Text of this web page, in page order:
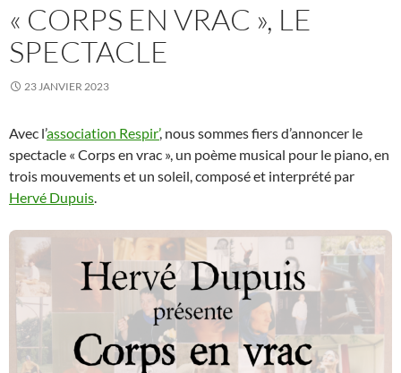
« CORPS EN VRAC », LE
SPECTACLE
23 JANVIER 2023
Avec l’association Respir’, nous sommes fiers d’annoncer le
spectacle « Corps en vrac », un poème musical pour le piano, en
trois mouvements et un soleil, composé et interprété par
Hervé Dupuis.